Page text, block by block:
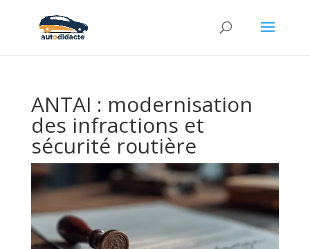
ANTAI : modernisation
des infractions et
sécurité routière